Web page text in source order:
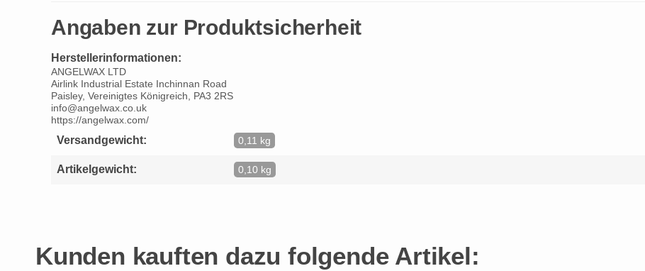
Angaben zur Produktsicherheit
Herstellerinformationen:
ANGELWAX LTD
Airlink Industrial Estate Inchinnan Road
Paisley, Vereinigtes Königreich, PA3 2RS
info@angelwax.co.uk
https://angelwax.com/
Versandgewicht: 0,11 kg
Artikelgewicht: 0,10 kg
Kunden kauften dazu folgende Artikel: